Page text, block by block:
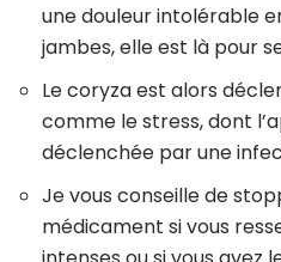
une douleur intolérable
jambes, elle est là pour
Le coryza est alors
comme le stress, dont
déclenchée par une
Je vous conseille de
médicament si vous